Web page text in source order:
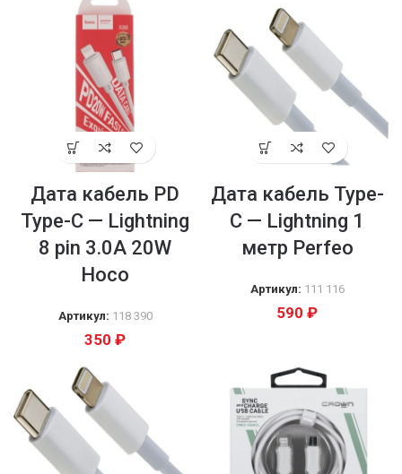
Дата кабель PD
Type-C — Lightning
8 pin 3.0A 20W
Hoco
Артикул: 118 390
350 ₽
Дата кабель Type-
C — Lightning 1
метр Perfeo
Артикул: 111 116
590 ₽